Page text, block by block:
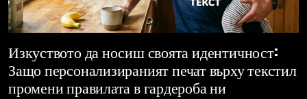
Изкуството да носиш своята идентичност:
Защо персонализираният печат върху текстил
промени правилата в гардероба ни